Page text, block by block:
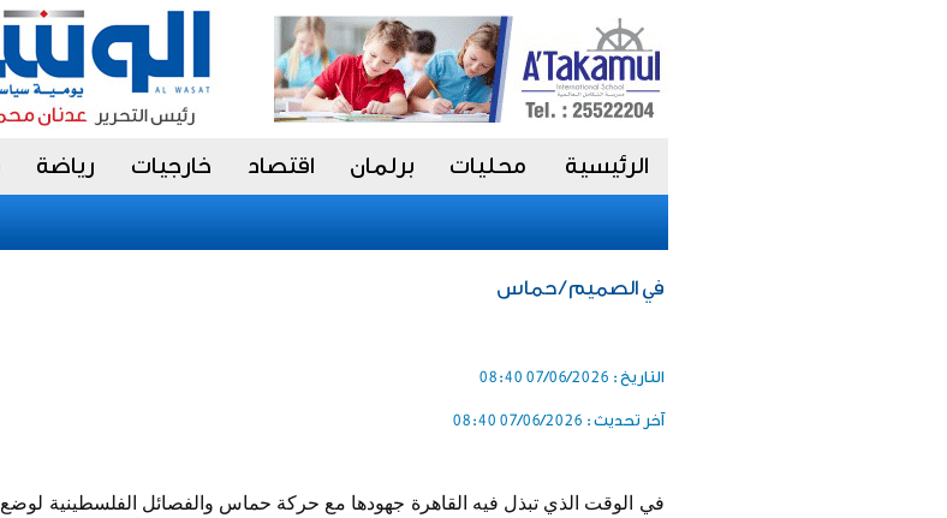
الرئيسية محليات برلمان اقتصاد خارجيات رياضة
في الصميم / حماس
التاريخ : 07/06/2026 08:40
آخر تحديث : 07/06/2026 08:40
في الوقت الذي تبذل فيه القاهرة جهودها مع حركة حماس والفصائل الفلسطينية